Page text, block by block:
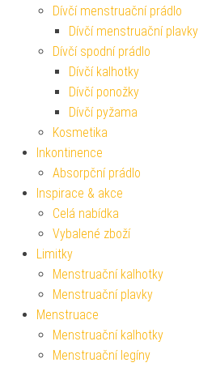
Dívčí menstruační prádlo
Dívčí menstruační plavky
Dívčí spodní prádlo
Dívčí kalhotky
Dívčí ponožky
Dívčí pyžama
Kosmetika
Inkontinence
Absorpční prádlo
Inspirace & akce
Celá nabídka
Vybalené zboží
Limitky
Menstruační kalhotky
Menstruační plavky
Menstruace
Menstruační kalhotky
Menstruační legíny